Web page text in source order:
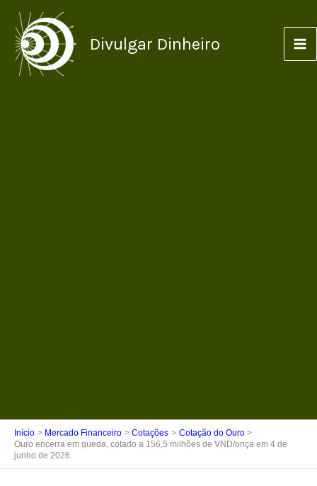
para
conteúdo
Divulgar Dinheiro
Início Mercado Financeiro Cotações
Cotação do Ouro
Ouro encerra em queda, cotado a 156,5 milhões de VND/onça em 4 de
junho de 2026.